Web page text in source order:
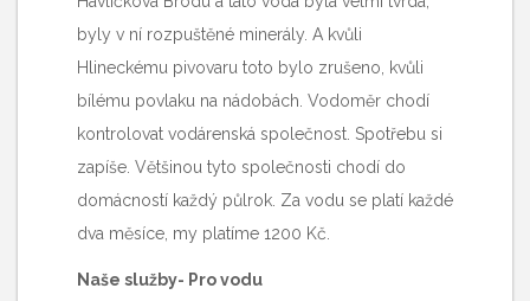
byly v ní rozpuštěné minerály. A kvůli
Hlineckému pivovaru toto bylo zrušeno, kvůli
bílému povlaku na nádobách. Vodoměr chodí
kontrolovat vodárenská společnost. Spotřebu si
zapíše. Většinou tyto společnosti chodí do
domácností každý půlrok. Za vodu se platí každé
dva měsíce, my platíme 1200 Kč.
Naše služby- Pro vodu